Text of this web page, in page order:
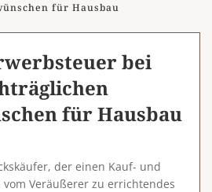
für Hausbau
bei
für Hausbau
der einen Kauf- und
Veräußerer zu errichtendes